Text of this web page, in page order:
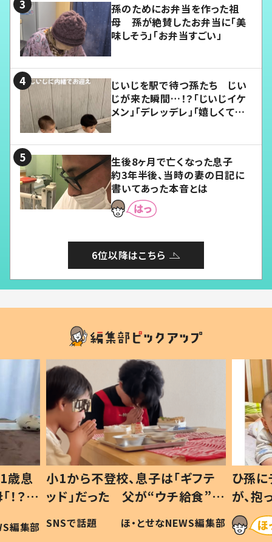
孫のためにお弁当を作った祖
母 孫が絶賛したお弁当に「美
味しそう」「お弁当すごい」
じいじを駅で待つ孫たち じい
じが来た瞬間…！？「じいじイケ
メン」「デレッデレ」「嬉しくて可
生後8ヶ月で亡くなった息子
約3年半後、当時の妻の日記に
書いてあった本音とは
6位以降はこちら
歳息
？」
編集部
小1から不登校、息子は「ギフテ
ッド」だった 父が“ウチ給食”を
作り続ける理由とは #令和の親
#令和の子
SNSで話題 ほ・とせなNEWS編集部
ひ孫
が、
「涙が
い」